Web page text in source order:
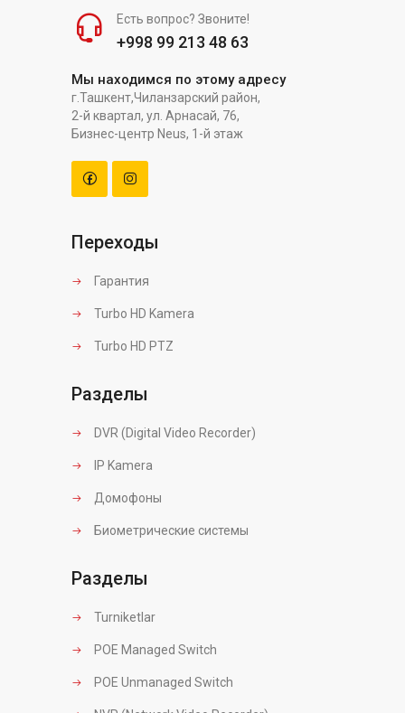
Есть вопрос? Звоните!
+998 99 213 48 63
Мы находимся по этому адресу
г.Ташкент,Чиланзарский район,
2-й квартал, ул. Арнасай, 76,
Бизнес-центр Neus, 1-й этаж
Переходы
Гарантия
Turbo HD Kamera
Turbo HD PTZ
Разделы
DVR (Digital Video Recorder)
IP Kamera
Домофоны
Биометрические системы
Разделы
Turniketlar
POE Managed Switch
POE Unmanaged Switch